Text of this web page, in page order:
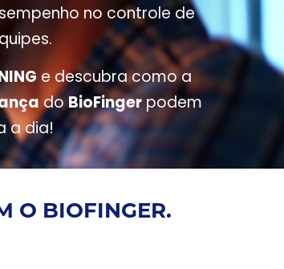
no controle de
e descubra como a
doBioFinger podem
a dia!
O BIOFINGER.